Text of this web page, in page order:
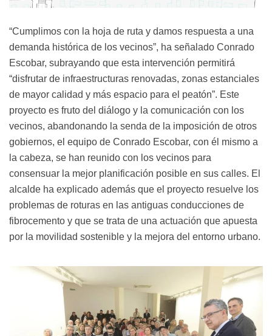
“Cumplimos con la hoja de ruta y damos respuesta a una
demanda histórica de los vecinos”, ha señalado Conrado
Escobar, subrayando que esta intervención permitirá
“disfrutar de infraestructuras renovadas, zonas estanciales
de mayor calidad y más espacio para el peatón”. Este
proyecto es fruto del diálogo y la comunicación con los
vecinos, abandonando la senda de la imposición de otros
gobiernos, el equipo de Conrado Escobar, con él mismo a
la cabeza, se han reunido con los vecinos para
consensuar la mejor planificación posible en sus calles. El
alcalde ha explicado además que el proyecto resuelve los
problemas de roturas en las antiguas conducciones de
fibrocemento y que se trata de una actuación que apuesta
por la movilidad sostenible y la mejora del entorno urbano.